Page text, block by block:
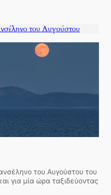
του Αυγούστου
του Αυγούστου του
για μία ώρα ταξιδεύοντας